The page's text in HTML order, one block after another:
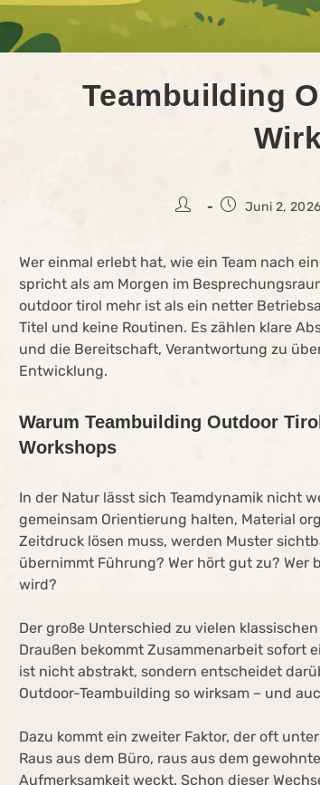
Teambuilding
Juni 2, 2026
Wer einmal erlebt hat, wie ein Team nach
spricht als am Morgen im
outdoor tirol mehr ist als ein netter
Titel und keine Routinen. Es zählen klare
und die Bereitschaft, Verantwortung zu
Entwicklung.
Warum Teambuilding Outdoor
Workshops
In der Natur lässt sich Teamdynamik nicht
gemeinsam Orientierung halten, Material
Zeitdruck lösen muss, werden Muster
übernimmt Führung? Wer hört gut zu?
wird?
Der große Unterschied zu vielen
Draußen bekommt Zusammenarbeit sofort
ist nicht abstrakt, sondern entscheidet
Outdoor-Teambuilding so wirksam – und
Dazu kommt ein zweiter Faktor, der oft
Raus aus dem Büro, raus aus dem
Aufmerksamkeit weckt. Schon dieser